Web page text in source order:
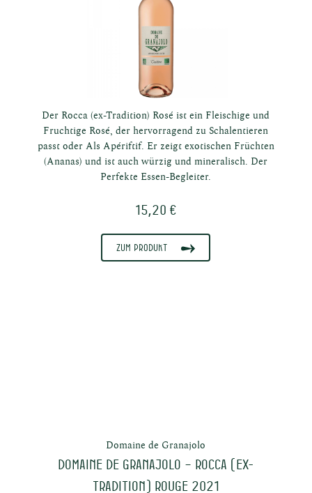
Der Rocca (ex-Tradition) Rosé ist ein Fleischige und
Fruchtige Rosé, der hervorragend zu Schalentieren
passt oder Als Apériftif. Er zeigt exotischen Früchten
(Ananas) und ist auch würzig und mineralisch. Der
Perfekte Essen-Begleiter.
15,20 €
Zum Produkt
Domaine de Granajolo
Domaine de Granajolo – ROCCA (ex-
Tradition) Rouge 2021